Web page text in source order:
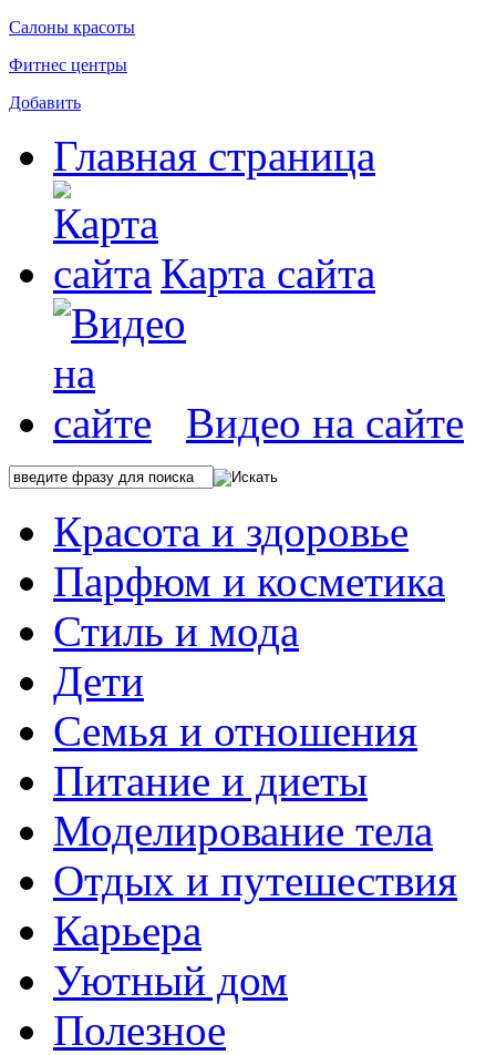
Салоны красоты
Фитнес центры
Добавить
Главная страница
Карта сайта
Видео на сайте
Красота и здоровье
Парфюм и косметика
Стиль и мода
Дети
Семья и отношения
Питание и диеты
Моделирование тела
Отдых и путешествия
Карьера
Уютный дом
Полезное